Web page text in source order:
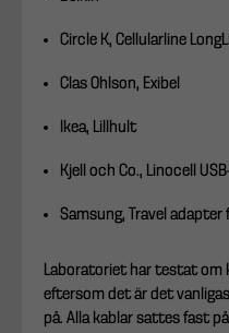
Circle K, Cellularline
Clas Ohlson, Exibel
Ikea, Lillhult
Kjell och Co., Linocell
Samsung, Travel adapter
Laboratoriet har testat om
eftersom det är det
på. Alla kablar sattes fast